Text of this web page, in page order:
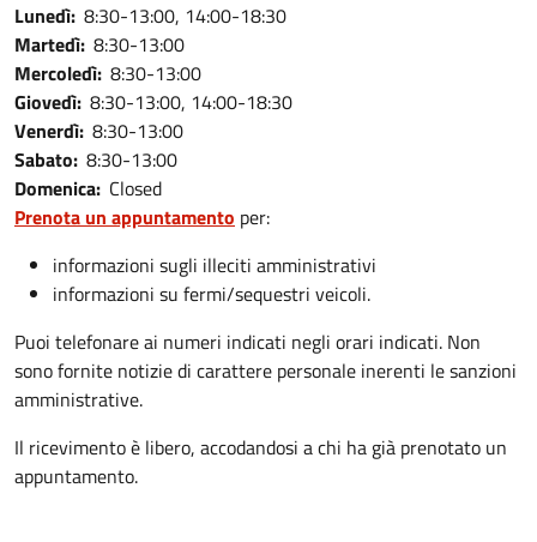
Lunedì: 8:30-13:00, 14:00-18:30
Martedì: 8:30-13:00
Mercoledì: 8:30-13:00
Giovedì: 8:30-13:00, 14:00-18:30
Venerdì: 8:30-13:00
Sabato: 8:30-13:00
Domenica: Closed
Prenota un appuntamento per:
informazioni sugli illeciti amministrativi
informazioni su fermi/sequestri veicoli.
Puoi telefonare ai numeri indicati negli orari indicati. Non
sono fornite notizie di carattere personale inerenti le sanzioni
amministrative.
Il ricevimento è libero, accodandosi a chi ha già prenotato un
appuntamento.